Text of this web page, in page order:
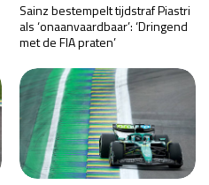
Sainz bestempelt tijdstraf Piastri
als ‘onaanvaardbaar’: ‘Dringend
met de FIA praten’